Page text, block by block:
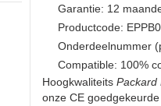
Garantie: 12
Productcode:
Onderdeelnummer
Compatible: 100%
Hoogkwaliteits Packard
onze CE